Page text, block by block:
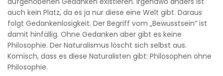
auch kein Platz, da es ja nur diese eine Welt gibt. Daraus
folgt Gedankenlosigkeit. Der Begriff vom „Bewusstsein“ ist
damit hinfällig. Ohne Gedanken aber gibt es keine
Philosophie. Der Naturalismus löscht sich selbst aus.
Komisch, dass es diese Naturalisten gibt: Philosophen ohne
Philosophie.